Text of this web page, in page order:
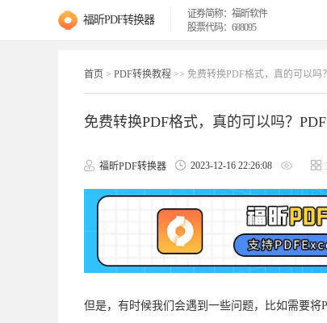
福昕PDF转换器
证券简称：福昕软件
股票代码：688095
首页 > PDF转换教程 >> 免费转换PDF格式，真的可以吗
免费转换PDF格式，真的可以吗？
福昕PDF转换器 2023-12-16 22:26:08
但是，有时候我们会遇到一些问题，比如需要